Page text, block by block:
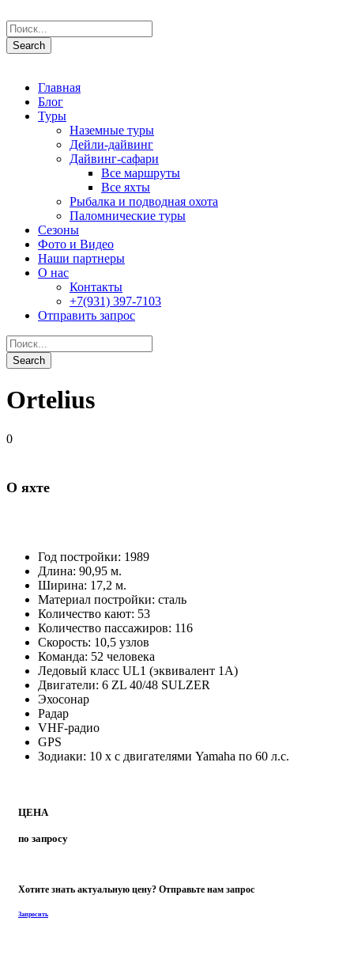
Главная
Блог
Туры
Наземные туры
Дейли-дайвинг
Дайвинг-сафари
Все маршруты
Все яхты
Рыбалка и подводная охота
Паломнические туры
Сезоны
Фото и Видео
Наши партнеры
О нас
Контакты
+7(931) 397-7103
Отправить запрос
Ortelius
0
О яхте
Год постройки: 1989
Длина: 90,95 м.
Ширина: 17,2 м.
Материал постройки: сталь
Количество кают: 53
Количество пассажиров: 116
Скорость: 10,5 узлов
Команда: 52 человека
Ледовый класс UL1 (эквивалент 1A)
Двигатели: 6 ZL 40/48 SULZER
Эхосонар
Радар
VHF-радио
GPS
Зодиаки: 10 х с двигателями Yamaha по 60 л.с.
ЦЕНА
по запросу
Хотите знать актуальную цену? Отправьте нам запрос
Запросить